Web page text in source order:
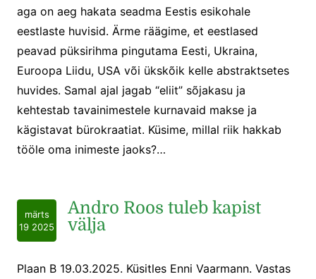
aga on aeg hakata seadma Eestis esikohale
eestlaste huvisid. Ärme räägime, et eestlased
peavad püksirihma pingutama Eesti, Ukraina,
Euroopa Liidu, USA või ükskõik kelle abstraktsetes
huvides. Samal ajal jagab “eliit” sõjakasu ja
kehtestab tavainimestele kurnavaid makse ja
kägistavat bürokraatiat. Küsime, millal riik hakkab
tööle oma inimeste jaoks?…
märts
19 2025
Andro Roos tuleb kapist
välja
Plaan B 19.03.2025. Küsitles Enni Vaarmann. Vastas